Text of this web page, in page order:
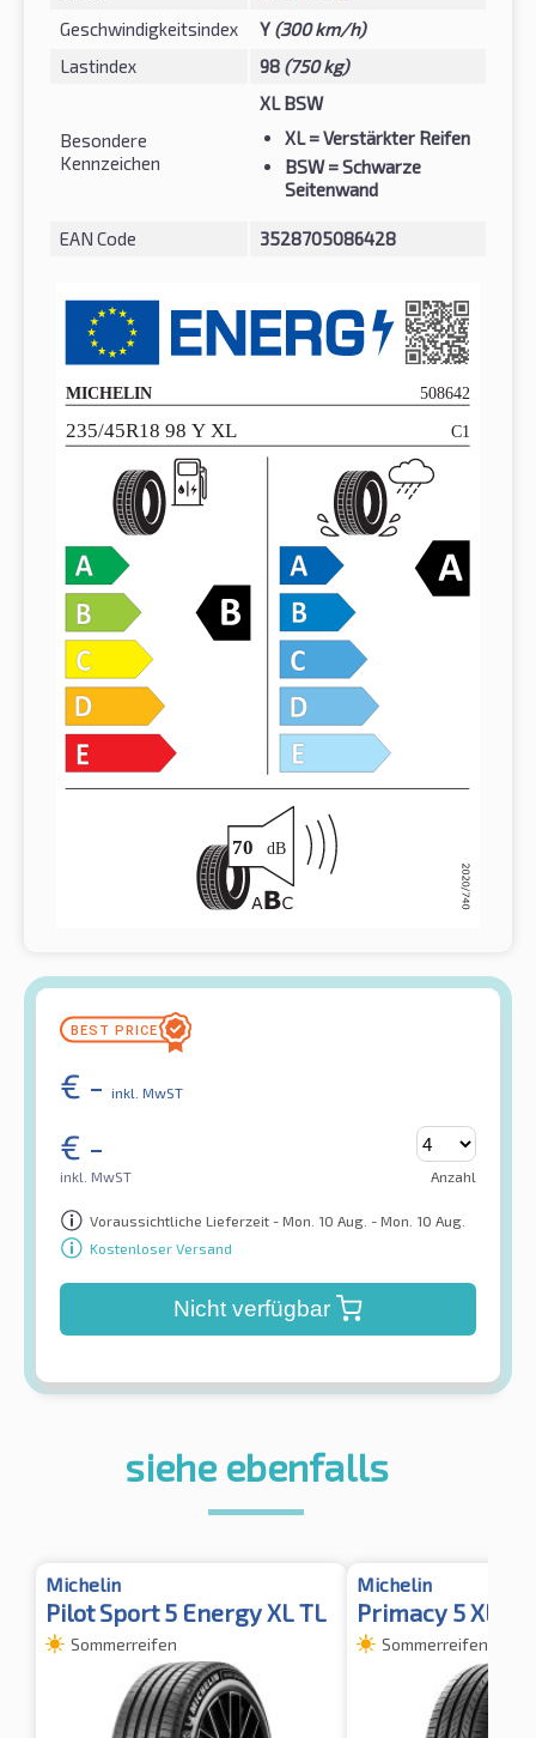
Geschwindigkeitsindex
Y (300 km/h)
Lastindex
98 (750 kg)
Besondere
Kennzeichen
XL BSW
XL= Verstärkter Reifen
BSW= Schwarze
Seitenwand
EAN Code 3528705086428
€ - inkl. MwST
€ -
inkl. MwST Anzahl
Voraussichtliche Lieferzeit - Mon. 10 Aug. - Mon. 10 Aug.
Kostenloser Versand
Nicht verfügbar
siehe ebenfalls
Michelin
Pilot Sport 5 Energy XL TL
Sommerreifen
Michelin
Primacy 5 XL
Sommerreifen